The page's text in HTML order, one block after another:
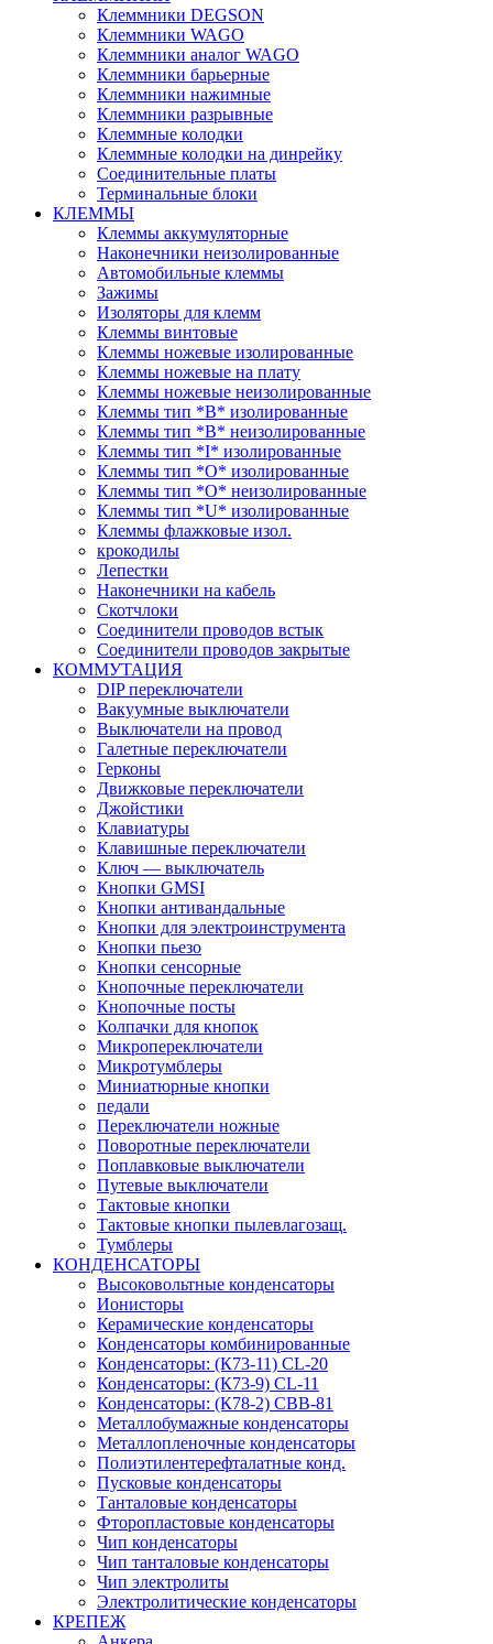
Клеммники DEGSON
Клеммники WAGO
Клеммники аналог WAGO
Клеммники барьерные
Клеммники нажимные
Клеммники разрывные
Клеммные колодки
Клеммные колодки на динрейку
Соединительные платы
Терминальные блоки
КЛЕММЫ
Клеммы аккумуляторные
Наконечники неизолированные
Автомобильные клеммы
Зажимы
Изоляторы для клемм
Клеммы винтовые
Клеммы ножевые изолированные
Клеммы ножевые на плату
Клеммы ножевые неизолированные
Клеммы тип *B* изолированные
Клеммы тип *B* неизолированные
Клеммы тип *I* изолированные
Клеммы тип *O* изолированные
Клеммы тип *O* неизолированные
Клеммы тип *U* изолированные
Клеммы флажковые изол.
крокодилы
Лепестки
Наконечники на кабель
Скотчлоки
Соединители проводов встык
Соединители проводов закрытые
КОММУТАЦИЯ
DIP переключатели
Вакуумные выключатели
Выключатели на провод
Галетные переключатели
Герконы
Движковые переключатели
Джойстики
Клавиатуры
Клавишные переключатели
Ключ — выключатель
Кнопки GMSI
Кнопки антивандальные
Кнопки для электроинструмента
Кнопки пьезо
Кнопки сенсорные
Кнопочные переключатели
Кнопочные посты
Колпачки для кнопок
Микропереключатели
Микротумблеры
Миниатюрные кнопки
педали
Переключатели ножные
Поворотные переключатели
Поплавковые выключатели
Путевые выключатели
Тактовые кнопки
Тактовые кнопки пылевлагозащ.
Тумблеры
КОНДЕНСАТОРЫ
Высоковольтные конденсаторы
Ионисторы
Керамические конденсаторы
Конденсаторы комбинированные
Конденсаторы: (К73-11) CL-20
Конденсаторы: (К73-9) CL-11
Конденсаторы: (К78-2) CBB-81
Металлобумажные конденсаторы
Металлопленочные конденсаторы
Полиэтилентерефталатные конд.
Пусковые конденсаторы
Танталовые конденсаторы
Фторопластовые конденсаторы
Чип конденсаторы
Чип танталовые конденсаторы
Чип электролиты
Электролитические конденсаторы
КРЕПЕЖ